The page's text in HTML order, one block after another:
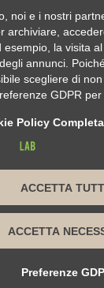
richiesta di un
| Sede legale e
| Sede operativa
(TO) | Tel. 0322
| REA di Novara
Condizioni
noi e i nostri
archiviare,
esempio, la visita
annunci.
scegliere di
GDPR per
Policy Completa
ACCETTA
ACCETTA
Preferenze